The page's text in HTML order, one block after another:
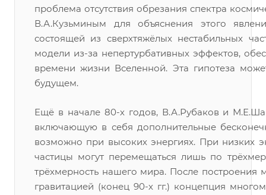
проблема отсутствия обрезания спектра
В.А.Кузьминым для объяснения этого
состоящей из сверхтяжёлых нестабильных
модели из-за непертурбативных эффектов,
времени жизни Вселенной. Эта гипотеза
будущем.
Ещё в начале 80-х годов, В.А.Рубаков и
включающую в себя дополнительные
возможно при высоких энергиях. При низких
частицы могут перемещаться лишь по
трёхмерность нашего мира. После
гравитацией (конец 90-х гг.) концепция